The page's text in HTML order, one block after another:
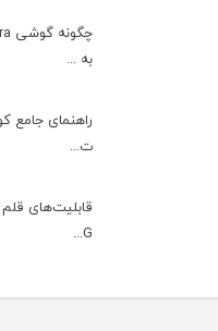
به ...
ت...
G...